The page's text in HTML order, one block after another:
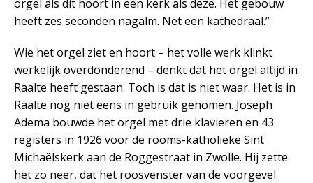
orgel als dit hoort in een kerk als deze. Het gebouw
heeft zes seconden nagalm. Net een kathedraal.”
Wie het orgel ziet en hoort – het volle werk klinkt
werkelijk overdonderend – denkt dat het orgel altijd in
Raalte heeft gestaan. Toch is dat is niet waar. Het is in
Raalte nog niet eens in gebruik genomen. Joseph
Adema bouwde het orgel met drie klavieren en 43
registers in 1926 voor de rooms-katholieke Sint
Michaëlskerk aan de Roggestraat in Zwolle. Hij zette
het zo neer, dat het roosvenster van de voorgevel